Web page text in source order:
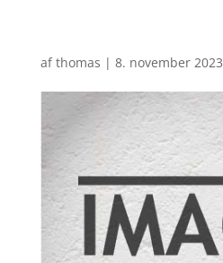
afthomas | 8. november 2023